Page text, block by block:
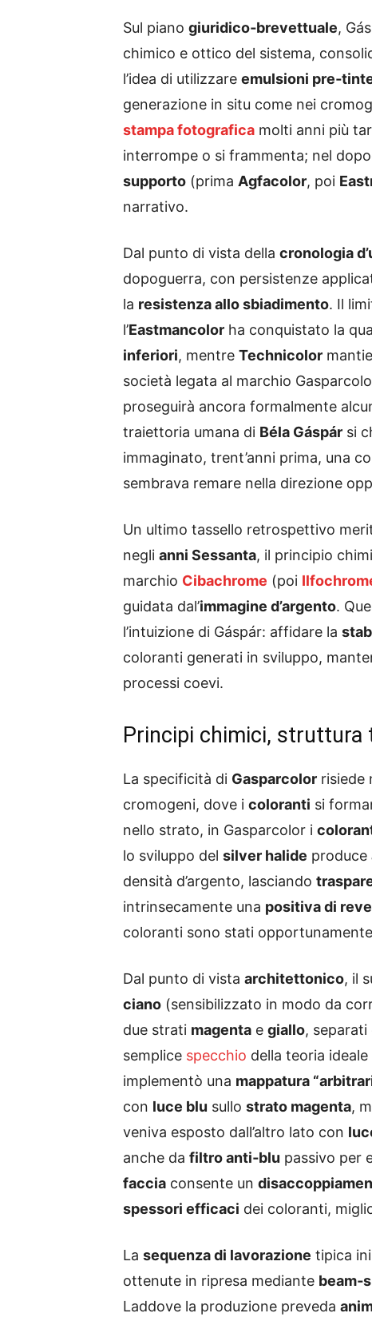
Sul piano giuridico‑brevettuale,
chimico e ottico del sistema,
l’idea di utilizzare emulsioni
generazione in situ come nei
stampa fotografica molti anni più
interrompe o si frammenta; nel
supporto (prima Agfacolor, poi
narrativo.
Dal punto di vista della cronologia
dopoguerra, con persistenze
la resistenza allo sbiadimento. Il
l’Eastmancolor ha conquistato la
inferiori, mentre Technicolor
società legata al marchio
proseguirà ancora formalmente
traiettoria umana di Béla Gáspár si
immaginato, trent’anni prima, una
sembrava remare nella direzione
Un ultimo tassello retrospettivo
negli anni Sessanta, il principio
marchio Cibachrome (poi
guidata dal’immagine d’argento.
l’intuizione di Gáspár: affidare la
coloranti generati in sviluppo,
processi coevi.
Principi chimici, struttura
La specificità di Gasparcolor risiede
cromogeni, dove i coloranti si
nello strato, in Gasparcolor i
lo sviluppo del silver halide produce
densità d’argento, lasciando
intrinsecamente una positiva di
coloranti sono stati opportunamente
Dal punto di vista architettonico, il
ciano (sensibilizzato in modo da
due strati magenta e giallo,
semplice specchio della teoria
implementò una mappatura
con luce blu sullo strato magenta,
veniva esposto dall’altro lato con
anche da filtro anti‑blu passivo per
faccia consente un
spessori efficaci dei coloranti,
La sequenza di lavorazione tipica
ottenute in ripresa mediante
Laddove la produzione preveda